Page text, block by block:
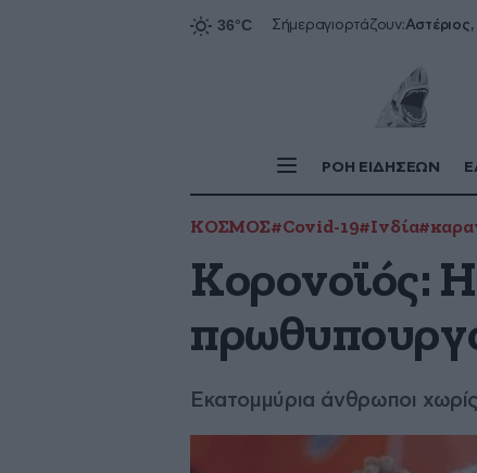
Σήμεραγιορτάζουν:Αστέριος,
ΡΟΗ ΕΙΔΗΣΕΩΝ
ΚΟΣΜΟΣ#Covid-19#Ινδία
Κορονοϊός:
Εκατομμύρια άνθρωποι